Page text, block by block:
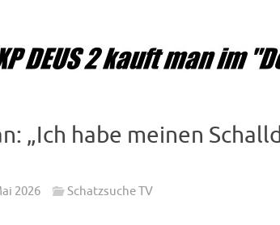
„Ich habe meinen
2026 Schatzsuche TV